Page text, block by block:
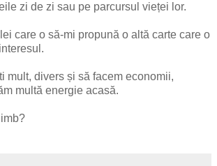
zi de zi sau pe parcursul vieței lor.
care o să-mi propună o altă carte care o
mult, divers și să facem economii,
multă energie acasă.